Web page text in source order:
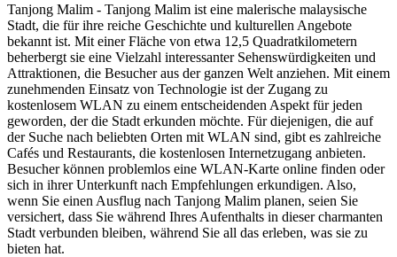
Tanjong Malim - Tanjong Malim ist eine malerische malaysische
Stadt, die für ihre reiche Geschichte und kulturellen Angebote
bekannt ist. Mit einer Fläche von etwa 12,5 Quadratkilometern
beherbergt sie eine Vielzahl interessanter Sehenswürdigkeiten und
Attraktionen, die Besucher aus der ganzen Welt anziehen. Mit einem
zunehmenden Einsatz von Technologie ist der Zugang zu
kostenlosem WLAN zu einem entscheidenden Aspekt für jeden
geworden, der die Stadt erkunden möchte. Für diejenigen, die auf
der Suche nach beliebten Orten mit WLAN sind, gibt es zahlreiche
Cafés und Restaurants, die kostenlosen Internetzugang anbieten.
Besucher können problemlos eine WLAN-Karte online finden oder
sich in ihrer Unterkunft nach Empfehlungen erkundigen. Also,
wenn Sie einen Ausflug nach Tanjong Malim planen, seien Sie
versichert, dass Sie während Ihres Aufenthalts in dieser charmanten
Stadt verbunden bleiben, während Sie all das erleben, was sie zu
bieten hat.